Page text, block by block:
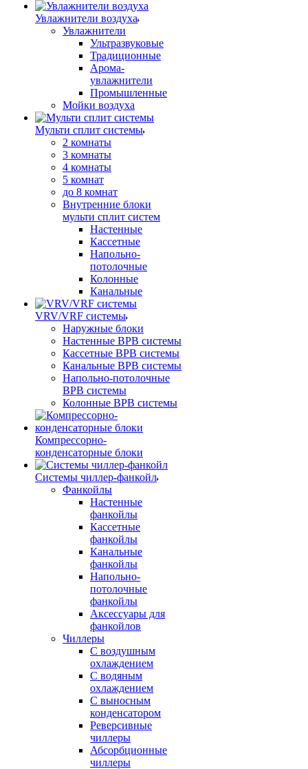
Увлажнители воздуха
Увлажнители
Ультразвуковые
Традиционные
Арома-
увлажнители
Промышленные
Мойки воздуха
Мульти сплит системы
2 комнаты
3 комнаты
4 комнаты
5 комнат
до 8 комнат
Внутренние блоки
мульти сплит систем
Настенные
Кассетные
Напольно-
потолочные
Колонные
Канальные
VRV/VRF системы
Наружные блоки
Настенные ВРВ системы
Кассетные ВРВ системы
Канальные ВРВ системы
Напольно-потолочные
ВРВ системы
Колонные ВРВ системы
Компрессорно-
конденсаторные блоки
Системы чиллер-фанкойл
Фанкойлы
Настенные
фанкойлы
Кассетные
фанкойлы
Канальные
фанкойлы
Напольно-
потолочные
фанкойлы
Аксессуары для
фанкойлов
Чиллеры
С воздушным
охлаждением
С водяным
охлаждением
С выносным
конденсатором
Реверсивные
чиллеры
Абсорбционные
чиллеры